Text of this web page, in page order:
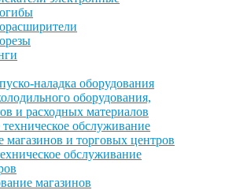
наладка оборудования
оборудования,
и расходных материалов
обслуживание
и торговых центров
обслуживание
магазинов